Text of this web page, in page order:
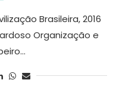
Brasileira, 2016
Organização e